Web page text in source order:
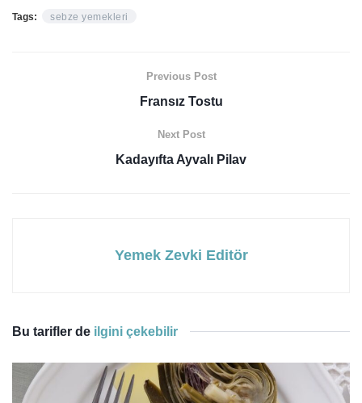
Tags: sebze yemekleri
Previous Post
Fransız Tostu
Next Post
Kadayıfta Ayvalı Pilav
Yemek Zevki Editör
Bu tarifler de ilgini çekebilir